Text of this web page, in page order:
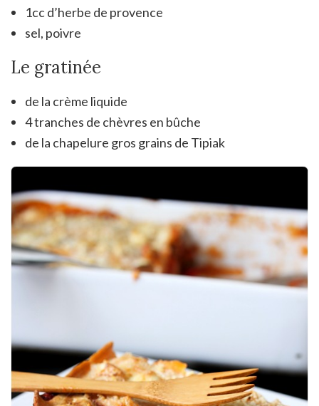
1cc d’herbe de provence
sel, poivre
Le gratinée
de la crème liquide
4 tranches de chèvres en bûche
de la chapelure gros grains de Tipiak